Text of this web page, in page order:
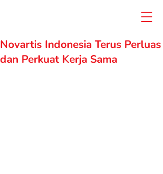
Novartis Indonesia Terus Perluas
dan Perkuat Kerja Sama